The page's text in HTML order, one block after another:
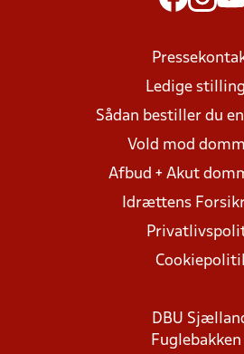
Ledige
Sådan bestiller du
Vold mod
Afbud + Akut
Idrættens
DBU
Fuglebakken